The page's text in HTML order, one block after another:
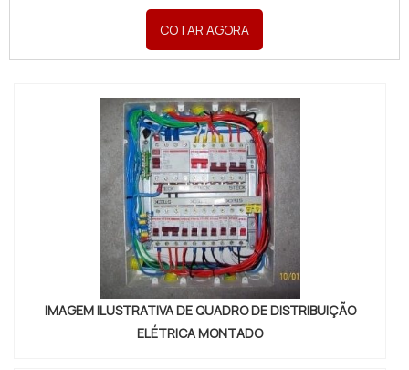
de distribuição de força em uma empresa inovadora,
descobre a Pégaso Soluções Elétricas. Uma empresa
com alto know-how em banco de capacitores para
COTAR AGORA
IMAGEM ILUSTRATIVA DE QUADRO DE DISTRIBUIÇÃO
ELÉTRICA MONTADO